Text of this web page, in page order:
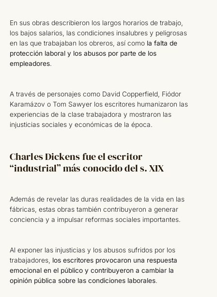
En sus obras describieron los largos horarios de trabajo,
los bajos salarios, las condiciones insalubres y peligrosas
en las que trabajaban los obreros, así como la falta de
protección laboral y los abusos por parte de los
empleadores.
A través de personajes como David Copperfield, Fiódor
Karamázov o Tom Sawyer los escritores humanizaron las
experiencias de la clase trabajadora y mostraron las
injusticias sociales y económicas de la época.
Charles Dickens fue el escritor
“industrial” más conocido del s. XIX
Además de revelar las duras realidades de la vida en las
fábricas, estas obras también contribuyeron a generar
conciencia y a impulsar reformas sociales importantes.
Al exponer las injusticias y los abusos sufridos por los
trabajadores, los escritores provocaron una respuesta
emocional en el público y contribuyeron a cambiar la
opinión pública sobre las condiciones laborales.